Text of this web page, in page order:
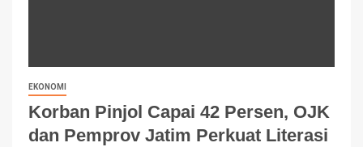
EKONOMI
Korban Pinjol Capai 42 Persen, OJK
dan Pemprov Jatim Perkuat Literasi